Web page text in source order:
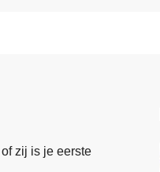
zij is je eerste